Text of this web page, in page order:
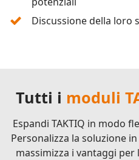
Discussione della loro
Tutti i moduli
Espandi TAKTIQ in modo
Personalizza la soluzione
massimizza i vantaggi per